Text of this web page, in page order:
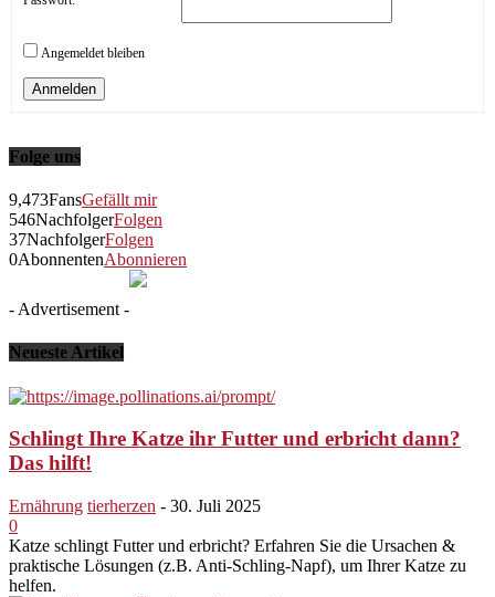
Angemeldet bleiben
Anmelden
Folge uns
9,473FansGefällt mir
546NachfolgerFolgen
37NachfolgerFolgen
0AbonnentenAbonnieren
- Advertisement -
Neueste Artikel
Schlingt Ihre Katze ihr Futter und erbricht dann?
Das hilft!
Ernährung tierherzen - 30. Juli 2025
0
Katze schlingt Futter und erbricht? Erfahren Sie die Ursachen &
praktische Lösungen (z.B. Anti-Schling-Napf), um Ihrer Katze zu
helfen.